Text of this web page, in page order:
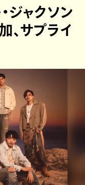
ジャクソン
、サプライ